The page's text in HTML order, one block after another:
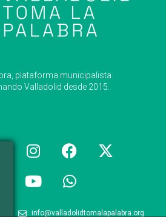
plataforma municipalista.
Valladolid desde 2015.
info@valladolidtomalapalabra.org